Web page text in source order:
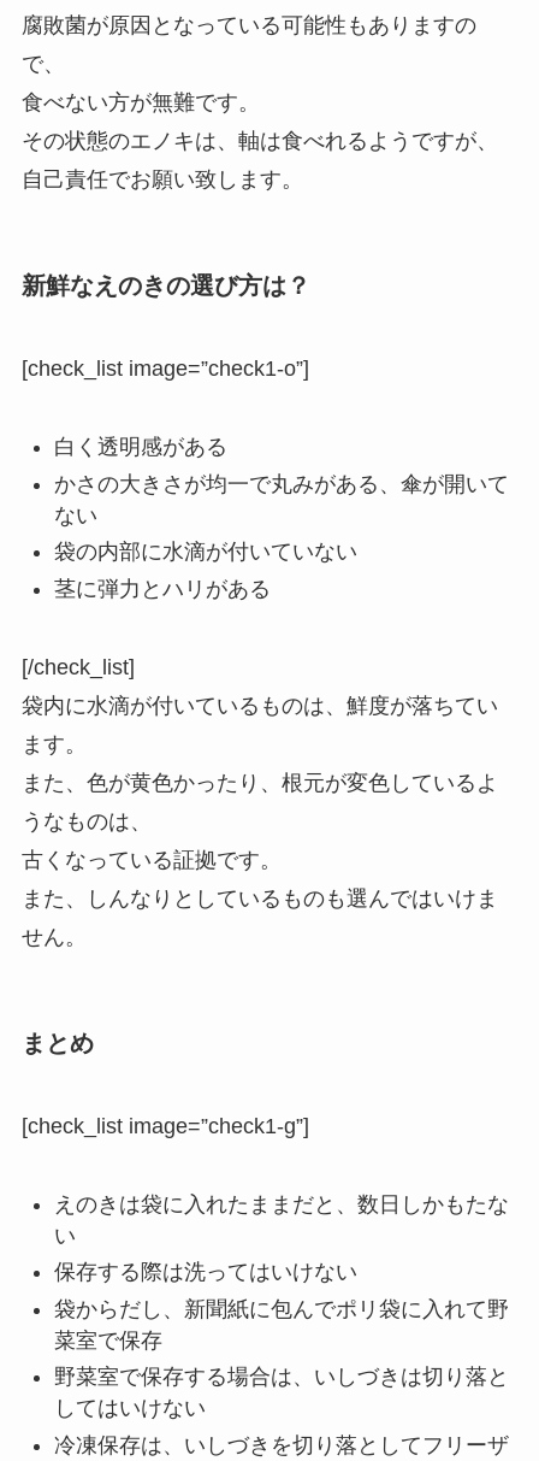
腐敗菌が原因となっている可能性もありますの
で、
食べない方が無難です。
その状態のエノキは、軸は食べれるようですが、
自己責任でお願い致します。
新鮮なえのきの選び方は？
[check_list image=”check1-o”]
白く透明感がある
かさの大きさが均一で丸みがある、傘が開いて
ない
袋の内部に水滴が付いていない
茎に弾力とハリがある
[/check_list]
袋内に水滴が付いているものは、鮮度が落ちてい
ます。
また、色が黄色かったり、根元が変色しているよ
うなものは、
古くなっている証拠です。
また、しんなりとしているものも選んではいけま
せん。
まとめ
[check_list image=”check1-g”]
えのきは袋に入れたままだと、数日しかもたな
い
保存する際は洗ってはいけない
袋からだし、新聞紙に包んでポリ袋に入れて野
菜室で保存
野菜室で保存する場合は、いしづきは切り落と
してはいけない
冷凍保存は、いしづきを切り落としてフリーザ